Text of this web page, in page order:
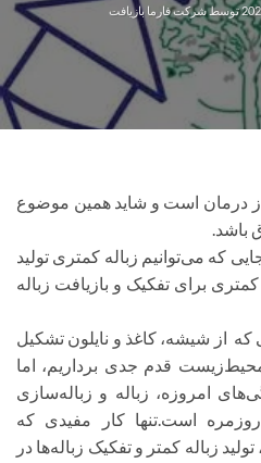
توسطشرکت فارما بازیافت
درمان است و شاید همین موضوع
باشد.
که می‌توانیم زباله کمتری تولید
برای تفکیک و بازیافت زباله
که ​ از شیشه، کاغذ و نایلون تشکیل
قدم جدی برداریم، اما
امروزه، زباله و زباله‌سازی
است.تنها کار مفیدی که
زباله کمتر و تفکیک زباله‌ها در